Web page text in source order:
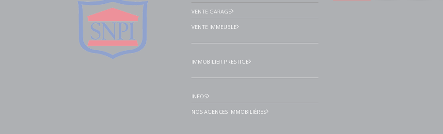
VENTE GARAGE
VENTE IMMEUBLE
IMMOBILIER PRESTIGE
INFOS
NOS AGENCES IMMOBILIÈRES